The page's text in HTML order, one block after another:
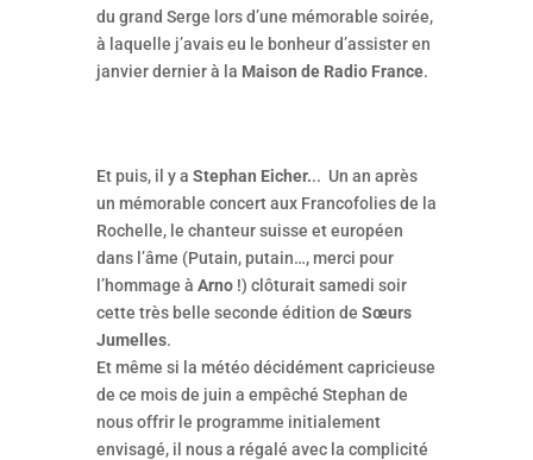
du grand Serge lors d’une mémorable soirée,
à laquelle j’avais eu le bonheur d’assister en
janvier dernier à la Maison de Radio France.
Et puis, il y a Stephan Eicher... Un an après
un mémorable concert aux Francofolies de la
Rochelle, le chanteur suisse et européen
dans l’âme (Putain, putain…, merci pour
l’hommage à Arno!) clôturait samedi soir
cette très belle seconde édition de Sœurs
Jumelles.
Et même si la météo décidément capricieuse
de ce mois de juin a empêché Stephan de
nous offrir le programme initialement
envisagé, il nous a régalé avec la complicité